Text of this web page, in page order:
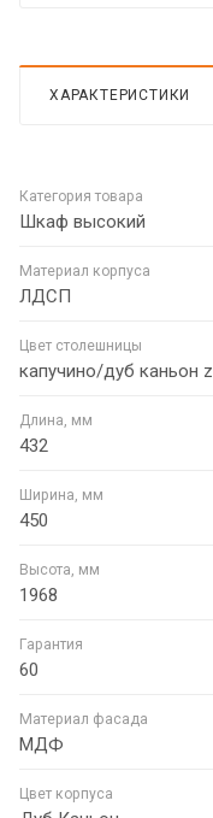
ХАРАКТЕРИСТИКИ
Категория товара
Шкаф высокий
Материал корпуса
ЛДСП
Цвет столешницы
капучино/дуб каньон z
Длина, мм
432
Ширина, мм
450
Высота, мм
1968
Гарантия
60
Материал фасада
МДФ
Цвет корпуса